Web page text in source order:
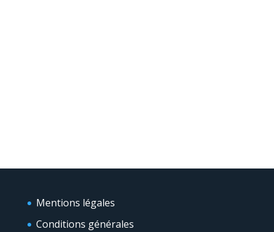
Mentions légales
Conditions générales